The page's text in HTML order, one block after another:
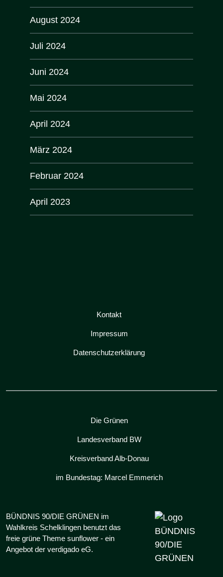
August 2024
Juli 2024
Juni 2024
Mai 2024
April 2024
März 2024
Februar 2024
April 2023
Kontakt
Impressum
Datenschutzerklärung
Die Grünen
Landesverband BW
Kreisverband Alb-Donau
im Bundestag: Marcel Emmerich
BÜNDNIS 90/DIE GRÜNEN im
Wahlkreis Schelklingen benutzt das
freie grüne Theme sunflower ‐ ein
Angebot der verdigado eG.